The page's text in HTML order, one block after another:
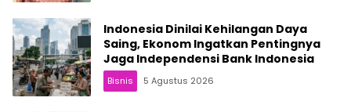
Indonesia Dinilai Kehilangan Daya
Saing, Ekonom Ingatkan Pentingnya
Jaga Independensi Bank Indonesia
Bisnis 5 Agustus 2026